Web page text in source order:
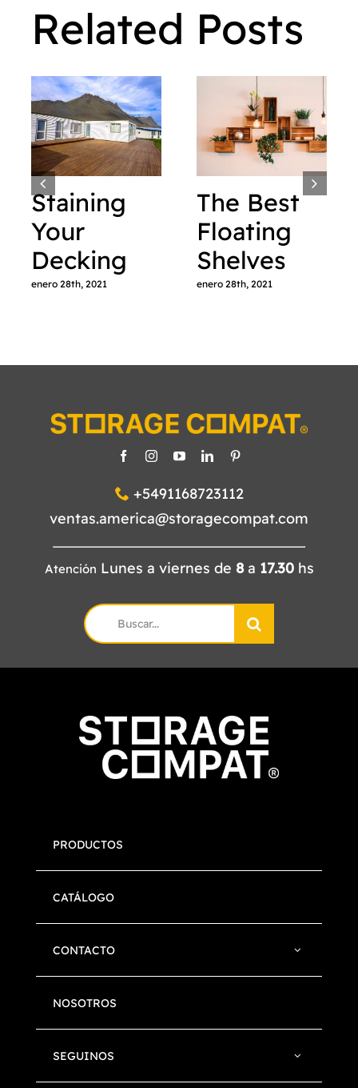
Related Posts
Staining
Your
Decking
enero 28th, 2021
The Best
Floating
Shelves
enero 28th, 2021
+5491168723112
ventas.america@storagecompat.com
Atención Lunes a viernes de 8a 17.30hs
Search
for:
PRODUCTOS
CATÁLOGO
CONTACTO
NOSOTROS
SEGUINOS